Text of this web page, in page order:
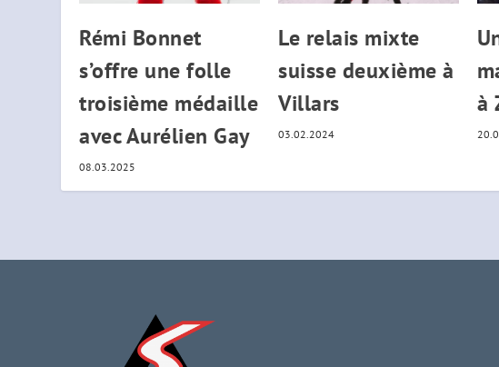
Rémi Bonnet
s’offre une folle
troisième médaille
avec Aurélien Gay
08.03.2025
Le relais mixte
suisse deuxième à
Villars
03.02.2024
à